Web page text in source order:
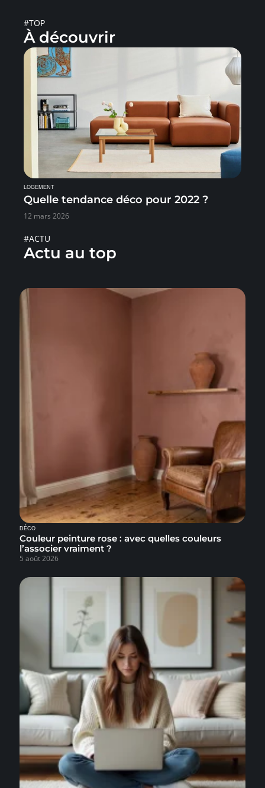
#TOP
À découvrir
LOGEMENT
Quelle tendance déco pour 2022 ?
12 mars 2026
#ACTU
Actu au top
DÉCO
Couleur peinture rose : avec quelles couleurs
l’associer vraiment ?
5 août 2026